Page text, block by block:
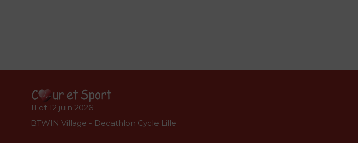
11 et 12 juin 2026
BTWIN Village - Decathlon Cycle Lille